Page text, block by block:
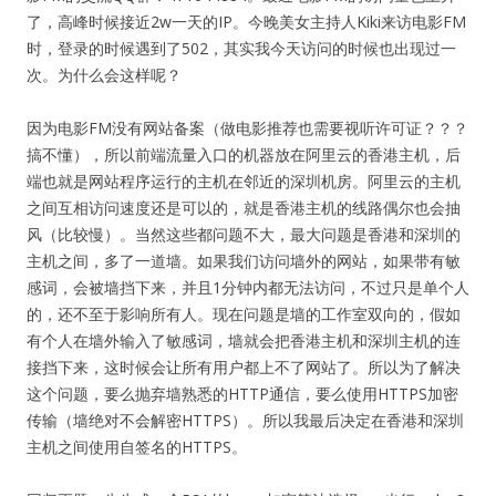
了，高峰时候接近2w一天的IP。今晚美女主持人Kiki来访电影FM
时，登录的时候遇到了502，其实我今天访问的时候也出现过一
次。为什么会这样呢？
因为电影FM没有网站备案（做电影推荐也需要视听许可证？？？
搞不懂），所以前端流量入口的机器放在阿里云的香港主机，后
端也就是网站程序运行的主机在邻近的深圳机房。阿里云的主机
之间互相访问速度还是可以的，就是香港主机的线路偶尔也会抽
风（比较慢）。当然这些都问题不大，最大问题是香港和深圳的
主机之间，多了一道墙。如果我们访问墙外的网站，如果带有敏
感词，会被墙挡下来，并且1分钟内都无法访问，不过只是单个人
的，还不至于影响所有人。现在问题是墙的工作室双向的，假如
有个人在墙外输入了敏感词，墙就会把香港主机和深圳主机的连
接挡下来，这时候会让所有用户都上不了网站了。所以为了解决
这个问题，要么抛弃墙熟悉的HTTP通信，要么使用HTTPS加密
传输（墙绝对不会解密HTTPS）。所以我最后决定在香港和深圳
主机之间使用自签名的HTTPS。